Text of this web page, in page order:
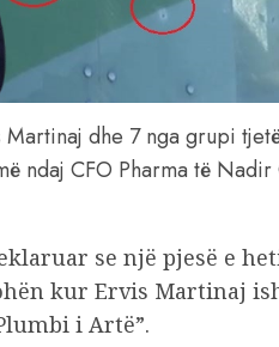
dhe 7 nga grupi
ndaj CFO Pharma të Nadir
se një pjesë e
kur Ervis Martinaj
i Artë”.